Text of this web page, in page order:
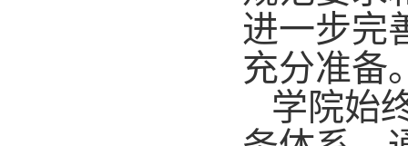
进一步完
充分准备
学院始